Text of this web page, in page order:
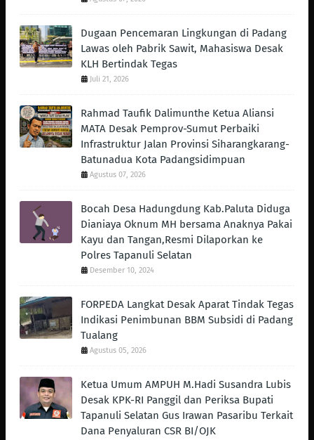
Dugaan Pencemaran Lingkungan di Padang
Lawas oleh Pabrik Sawit, Mahasiswa Desak
KLH Bertindak Tegas ‎
Juli 21, 2026
Rahmad Taufik Dalimunthe Ketua Aliansi
MATA Desak Pemprov-Sumut Perbaiki
Infrastruktur Jalan Provinsi Siharangkarang-
Batunadua Kota Padangsidimpuan
Agustus 07, 2026
Bocah Desa Hadungdung Kab.Paluta Diduga
Dianiaya Oknum MH bersama Anaknya Pakai
Kayu dan Tangan,Resmi Dilaporkan ke
Polres Tapanuli Selatan
Desember 10, 2024
FORPEDA Langkat Desak Aparat Tindak Tegas
Indikasi Penimbunan BBM Subsidi di Padang
Tualang
Agustus 05, 2026
Ketua Umum AMPUH M.Hadi Susandra Lubis
Desak KPK-RI Panggil dan Periksa Bupati
Tapanuli Selatan Gus Irawan Pasaribu Terkait
Dana Penyaluran CSR BI/OJK